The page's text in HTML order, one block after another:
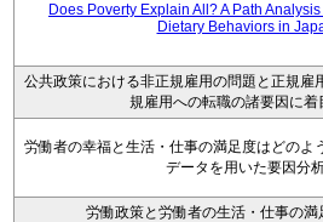
Does Poverty Explain All? A Path
Dietary Behaviors in
公共政策における非正規雇用の問題と正規雇
規雇用への転職の諸要因に着
労働者の幸福と生活・仕事の満足度はどのよ
データを用いた要因分
労働政策と労働者の生活・仕事の満